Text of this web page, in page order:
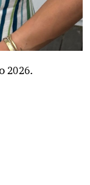
2026.